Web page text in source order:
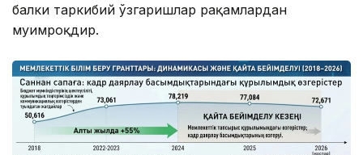
балки таркибий ўзгаришлар рақамлардан
муҳимроқдир.